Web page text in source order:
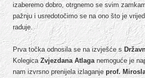
izaberemo dobro, otrgnemo se svim
pažnju i usredotočimo se na ono što je
raduje.
Prva točka odnosila se na izvješće s
KolegicaZvjezdana Atlaganemoguće je
nam izvrsno prenijela izlaganje prof.